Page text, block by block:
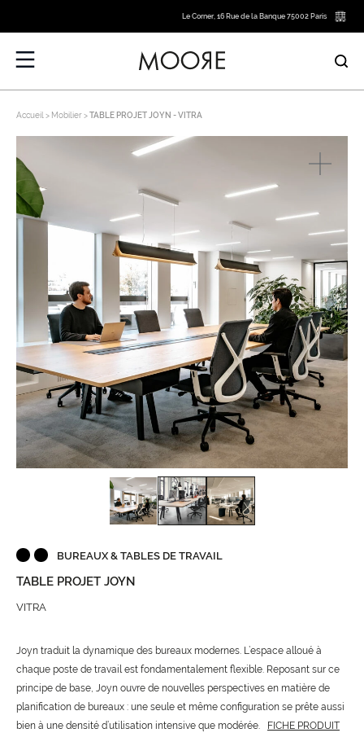
Le Corner, 16 Rue de la Banque 75002 Paris
Accueil Mobilier TABLE PROJET JOYN - VITRA
BUREAUX & TABLES DE TRAVAIL
TABLE PROJET JOYN
VITRA
Joyn traduit la dynamique des bureaux modernes. L’espace alloué à
chaque poste de travail est fondamentalement flexible. Reposant sur ce
principe de base, Joyn ouvre de nouvelles perspectives en matière de
planification de bureaux : une seule et même configuration se prête aussi
bien à une densité d’utilisation intensive que modérée.
FICHE PRODUIT